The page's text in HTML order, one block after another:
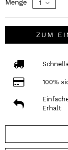
Menge
ZUM
100%
Erhalt